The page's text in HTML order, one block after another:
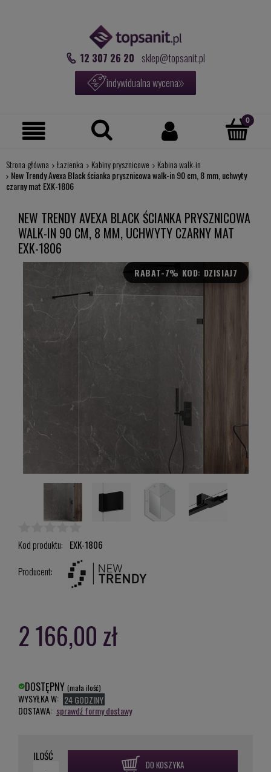
12 307 26 20 sklep@topsanit.pl
indywidualna wycena
Strona główna Łazienka Kabiny prysznicowe
Kabina walk-in
New Trendy Avexa Black ścianka prysznicowa walk-in 90 cm, 8 mm, uchwyty
czarny mat EXK-1806
NEW TRENDY AVEXA BLACK ŚCIANKA PRYSZNICOWA
WALK-IN 90 CM, 8 MM, UCHWYTY CZARNY MAT
EXK-1806
RABAT-7% KOD: DZISIAJ7
Kod produktu: EXK-1806
Producent:
2 166,00 zł
DOSTĘPNY (mała ilość)
WYSYŁKA W: 24 GODZINY
DOSTAWA: sprawdź formy dostawy
ILOŚĆ
DO KOSZYKA